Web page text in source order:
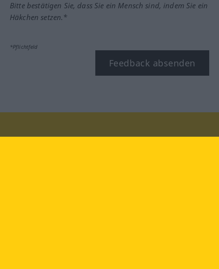
Bitte bestätigen Sie, dass Sie ein Mensch sind, indem Sie ein
Häkchen setzen.*
*Pflichtfeld
Feedback absenden